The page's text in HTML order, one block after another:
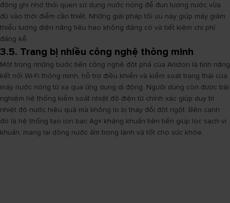
động ghi nhớ thói quen sử dụng nước nóng để đun lượng nước vừa
đủ vào thời điểm cần thiết. Những giải pháp tối ưu này giúp máy giảm
thiểu lượng điện năng tiêu hao không đáng có và tiết kiệm chi phí
đáng kể.
3.5. Trang bị nhiều công nghệ thông minh
Một trong những bước tiến công nghệ đột phá của Ariston là tính năng
kết nối Wi-Fi thông minh, hỗ trợ điều khiển và kiểm soát trạng thái của
máy nước nóng từ xa qua ứng dụng di động. Người dùng còn được trải
nghiệm hệ thống kiểm soát nhiệt độ điện tử chính xác giúp duy trì
nhiệt độ nước hiệu quả mà không lo bị thay đổi đột ngột. Bên cạnh
đó là hệ thống tạo ion bạc Ag+ kháng khuẩn tiên tiến giúp lọc sạch vi
khuẩn, mang lại dòng nước ấm trong lành và tốt cho sức khỏe.